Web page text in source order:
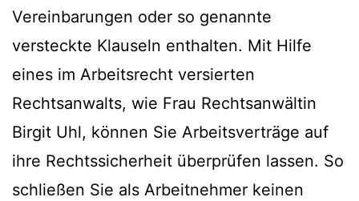
Vereinbarungen oder so genannte
versteckte Klauseln enthalten. Mit Hilfe
eines im Arbeitsrecht versierten
Rechtsanwalts, wie Frau Rechtsanwältin
Birgit Uhl, können Sie Arbeitsverträge auf
ihre Rechtssicherheit überprüfen lassen. So
schließen Sie als Arbeitnehmer keinen